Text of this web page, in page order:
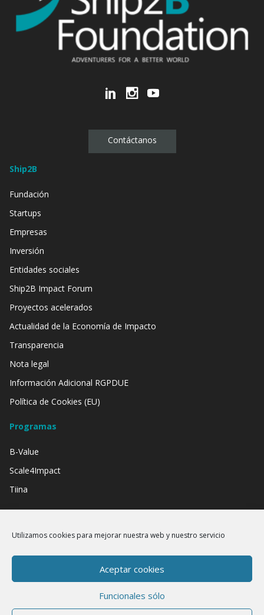
Utilizamos cookies para mejorar nuestra web y nuestro servicio
Aceptar cookies
Funcionales sólo
Contáctanos
Ship2B
Fundación
Startups
Empresas
Inversión
Entidades sociales
Ship2B Impact Forum
Proyectos acelerados
Actualidad de la Economía de Impacto
Transparencia
Nota legal
Información Adicional RGPDUE
Política de Cookies (EU)
Programas
B-Value
Scale4Impact
Tiina